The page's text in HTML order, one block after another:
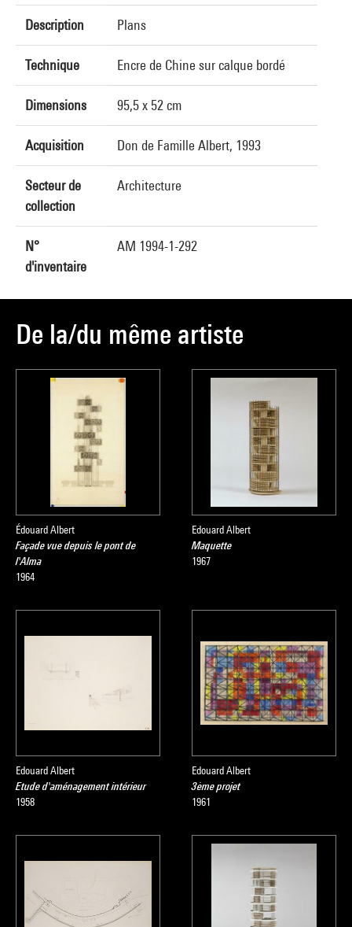
Description Plans
Technique Encre de Chine sur calque bordé
Dimensions 95,5 x 52 cm
Acquisition Don de Famille Albert, 1993
Secteur de
collection
Architecture
N°
d'inventaire
AM 1994-1-292
De la/du même artiste
Édouard Albert
Façade vue depuis le pont de
l'Alma
1964
Edouard Albert
Maquette
1967
Edouard Albert
Etude d'aménagement intérieur
1958
Edouard Albert
3ème projet
1961